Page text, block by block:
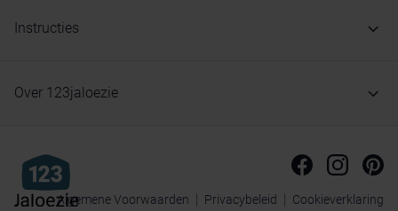
Instructies
Over 123jaloezie
Algemene Voorwaarden Privacybeleid Cookieverklaring